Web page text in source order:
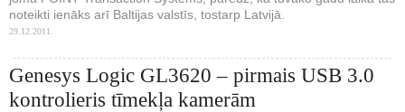
noteikti ienāks arī Baltijas valstīs, tostarp Latvijā.
29.12.2011.
Genesys Logic GL3620 – pirmais USB 3.0
kontrolieris tīmekļa kamerām